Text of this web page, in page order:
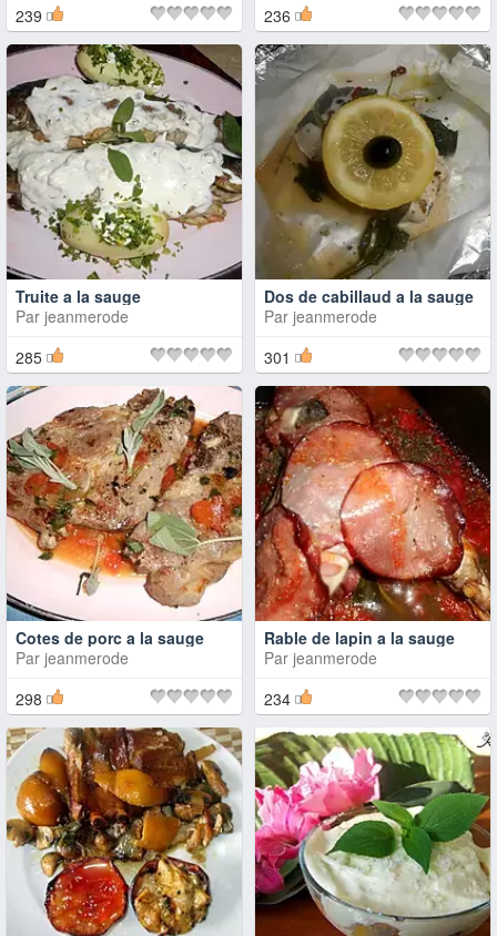
239
236
Truite a la sauge
Par jeanmerode
285
Dos de cabillaud a la sauge
Par jeanmerode
301
Cotes de porc a la sauge
Par jeanmerode
298
Rable de lapin a la sauge
Par jeanmerode
234